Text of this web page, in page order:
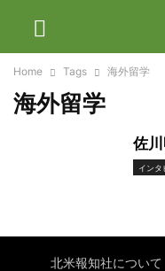
Home Tags 海外留学
海外留学
佐
インタ
北米報知社について